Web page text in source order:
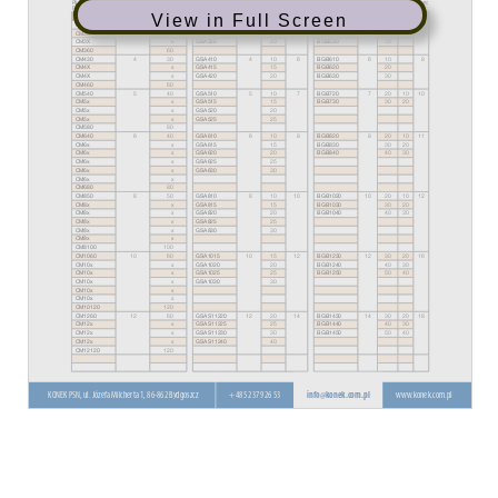
View in Full Screen